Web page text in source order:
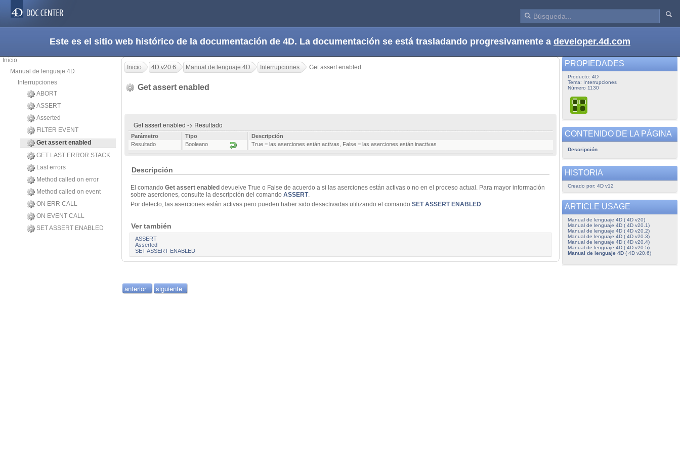
Este es el sitio web histórico de la documentación de 4D. La documentación se está trasladando progresivamente a developer.4d.com
Inicio
Manual de lenguaje 4D
Interrupciones
ABORT
ASSERT
Asserted
FILTER EVENT
Get assert enabled
GET LAST ERROR STACK
Last errors
Method called on error
Method called on event
ON ERR CALL
ON EVENT CALL
SET ASSERT ENABLED
Inicio 4D v20.6 Manual de lenguaje 4D Interrupciones Get assert enabled
Get assert enabled
Get assert enabled -> Resultado
Parámetro Tipo
Descripción
Resultado
Booleano True = las aserciones están activas, False = las aserciones están inactivas
Descripción
El comando Get assert enabled devuelve True o False de acuerdo a si las aserciones están activas o no en el proceso actual. Para mayor información
sobre aserciones, consulte la descripción del comando ASSERT.
Por defecto, las aserciones están activas pero pueden haber sido desactivadas utilizando el comando SET ASSERT ENABLED.
Ver también
ASSERT
Asserted
SET ASSERT ENABLED
anterior siguiente
PROPIEDADES
Producto: 4D
Tema: Interrupciones
Número 1130
CONTENIDO DE LA PÁGINA
Descripción
HISTORIA
Creado por: 4D v12
ARTICLE USAGE
Manual de lenguaje 4D ( 4D v20)
Manual de lenguaje 4D ( 4D v20.1)
Manual de lenguaje 4D ( 4D v20.2)
Manual de lenguaje 4D ( 4D v20.3)
Manual de lenguaje 4D ( 4D v20.4)
Manual de lenguaje 4D ( 4D v20.5)
Manual de lenguaje 4D( 4D v20.6)